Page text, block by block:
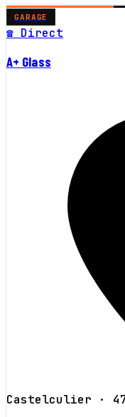
GARAGE
☎ Direct
A+ Glass
Castelculier ·